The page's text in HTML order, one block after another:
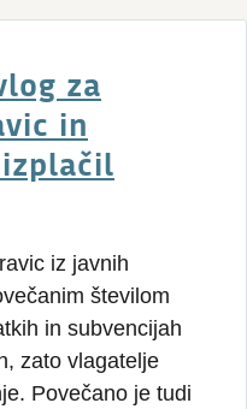
za
in
iz javnih
številom
in subvencijah
zato vlagatelje
Povečano je tudi